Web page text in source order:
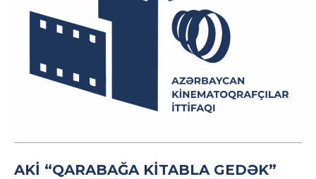
AKİ “QARABAĞA KITABLA GEDƏK”